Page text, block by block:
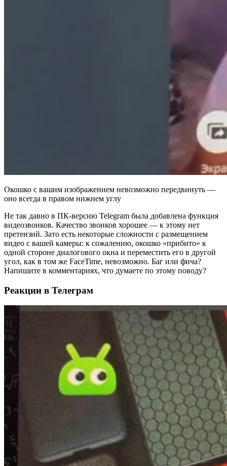
Окошко с вашим изображением невозможно передвинуть —
оно всегда в правом нижнем углу
Не так давно в ПК-версию Telegram была добавлена функция
видеозвонков. Качество звонков хорошее — к этому нет
претензий. Зато есть некоторые сложности с размещением
видео с вашей камеры: к сожалению, окошко «прибито» к
одной стороне диалогового окна и переместить его в другой
угол, как в том же FaceTime, невозможно. Баг или фича?
Напишите в комментариях, что думаете по этому поводу?
Реакции в Телеграм